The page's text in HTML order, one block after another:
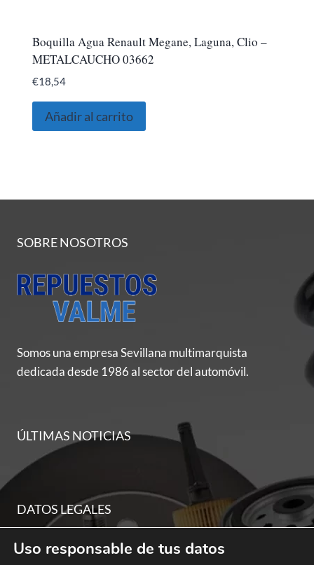
Boquilla Agua Renault Megane, Laguna, Clio –
METALCAUCHO 03662
€18,54
Añadir al carrito
SOBRE NOSOTROS
Somos una empresa Sevillana multimarquista
dedicada desde 1986 al sector del automóvil.
ÚLTIMAS NOTICIAS
DATOS LEGALES
Aviso legal y términos de uso
Uso responsable de tus datos